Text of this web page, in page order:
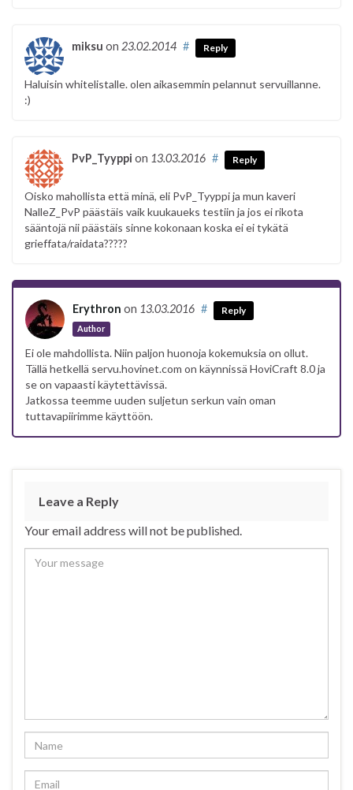
miksu on 23.02.2014 # Reply
Haluisin whitelistalle. olen aikasemmin pelannut servuillanne.
:)
PvP_Tyyppi on 13.03.2016 # Reply
Oisko mahollista että minä, eli PvP_Tyyppi ja mun kaveri
NalleZ_PvP päästäis vaik kuukaueks testiin ja jos ei rikota
sääntojä nii päästäis sinne kokonaan koska ei ei tykätä
grieffata/raidata?????
Erythron on 13.03.2016
Author
# Reply
Ei ole mahdollista. Niin paljon huonoja kokemuksia on ollut.
Tällä hetkellä servu.hovinet.com on käynnissä HoviCraft 8.0 ja
se on vapaasti käytettävissä.
Jatkossa teemme uuden suljetun serkun vain oman
tuttavapiirimme käyttöön.
Leave a Reply
Your email address will not be published.